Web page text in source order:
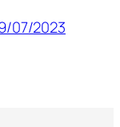
07/2023